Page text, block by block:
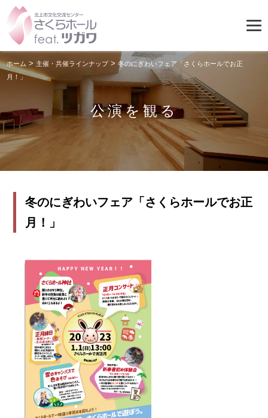
公演を観る
ホーム >主催・共催ラインナップ>冬のにぎわいフェア「さくらホールでお正
月！」
冬のにぎわいフェア「さくらホールでお正
月！」